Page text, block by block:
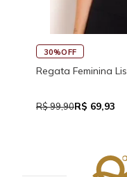
30%OFF
Regata Feminina
R$ 99,90R$ 69,93